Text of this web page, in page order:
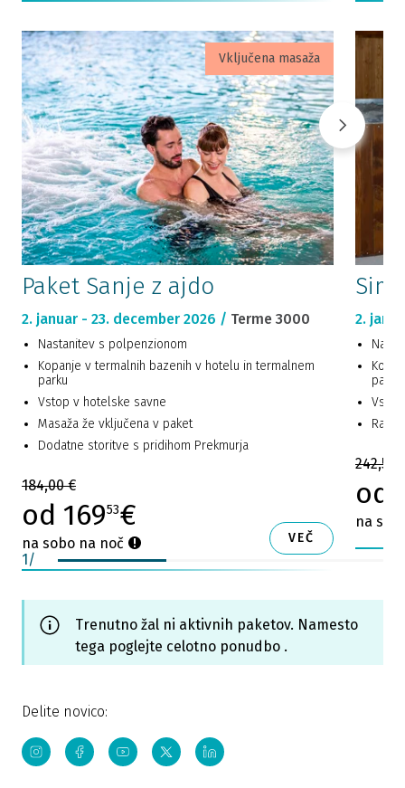
Vključena masaža
Paket Sanje z ajdo
2. januar - 23. december 2026 / Terme 3000
Nastanitev s polpenzionom
Kopanje v termalnih bazenih v hotelu in termalnem
parku
Vstop v hotelske savne
Masaža že vključena v paket
Dodatne storitve s pridihom Prekmurja
184,00 €
od 16953€
na sobo na noč VEČ
2.
parku
242,50
od
na
1/
Trenutno žal ni aktivnih paketov. Namesto
tega poglejte celotno ponudbo .
Delite novico: